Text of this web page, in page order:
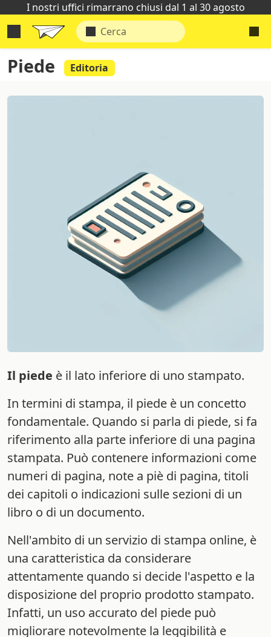
I nostri uffici rimarrano chiusi dal 1 al 30 agosto
Piede Editoria
Il piede è il lato inferiore di uno stampato.
In termini di stampa, il piede è un concetto
fondamentale. Quando si parla di piede, si fa
riferimento alla parte inferiore di una pagina
stampata. Può contenere informazioni come
numeri di pagina, note a piè di pagina, titoli
dei capitoli o indicazioni sulle sezioni di un
libro o di un documento.
Nell'ambito di un servizio di stampa online, è
una caratteristica da considerare
attentamente quando si decide l'aspetto e la
disposizione del proprio prodotto stampato.
Infatti, un uso accurato del piede può
migliorare notevolmente la leggibilità e